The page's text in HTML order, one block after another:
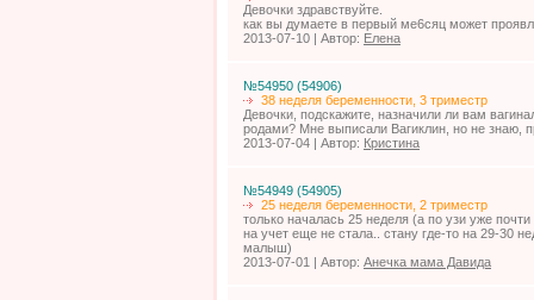
Девочки здравствуйте.
как вы думаете в первый ме6сяц может
2013-07-10 | Автор: Елена
№54950 (54906)
38 неделя беременности, 3 триместр
Девочки, подскажите, назначили ли вам
родами? Мне выписали Вагиклин, но не знаю,
2013-07-04 | Автор: Кристина
№54949 (54905)
25 неделя беременности, 2 триместр
только началась 25 неделя (а по узи уже
на учет еще не стала.. стану где-то на 29-30
малыш)
2013-07-01 | Автор: Анечка мама Давида